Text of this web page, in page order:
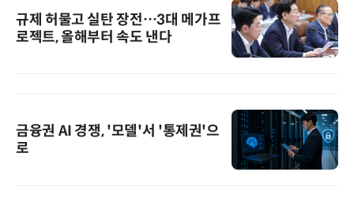
규제 허물고 실탄 장전…3대 메가프
로젝트, 올해부터 속도 낸다
금융권 AI 경쟁, '모델'서 '통제권'으
로